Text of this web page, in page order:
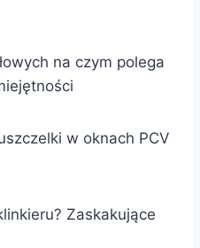
na czym polega
w oknach PCV
Zaskakujące